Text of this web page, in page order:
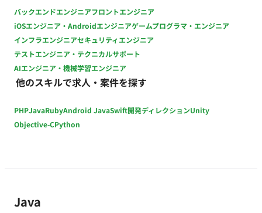
バックエンドエンジニアフロントエンジニア
iOSエンジニア・Androidエンジニアゲームプログラマ・エンジニア
インフラエンジニアセキュリティエンジニア
テストエンジニア・テクニカルサポート
AIエンジニア・機械学習エンジニア
他のスキルで求人・案件を探す
PHPJavaRubyAndroid JavaSwift開発ディレクションUnity
Objective-CPython
Java